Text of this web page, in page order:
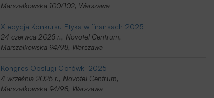
Marszałkowska 100/102, Warszawa
X edycja Konkursu Etyka w finansach 2025
24 czerwca 2025 r., Novotel Centrum,
Marszałkowska 94/98, Warszawa
Kongres Obsługi Gotówki 2025
4 września 2025 r., Novotel Centrum,
Marszałkowska 94/98, Warszawa